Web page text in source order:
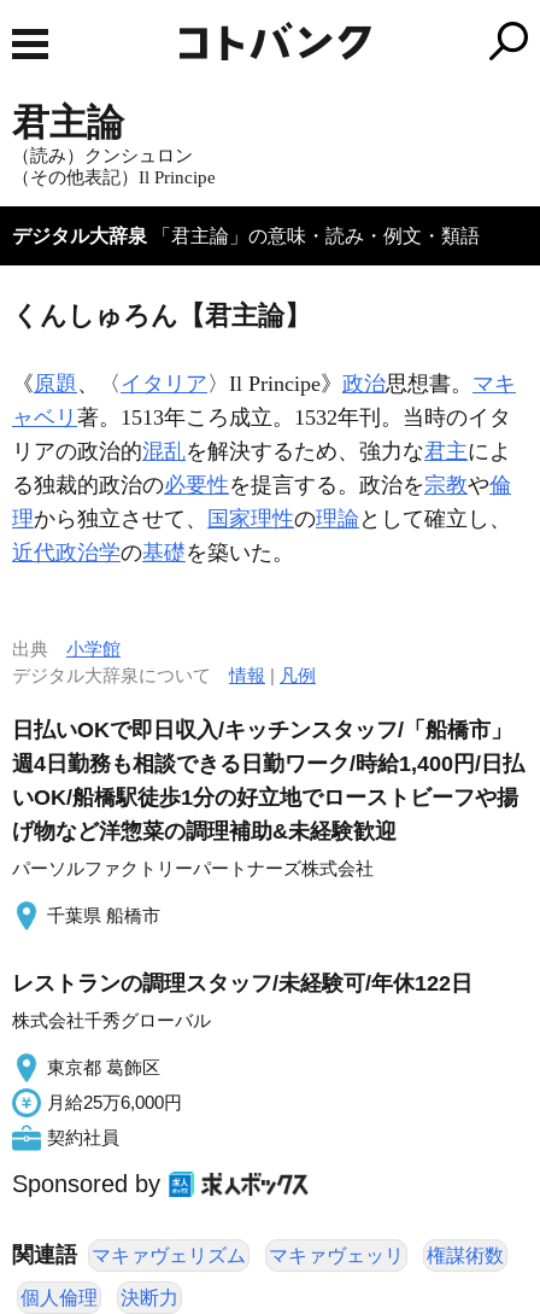
君主論
（読み）クンシュロン
（その他表記）Il Principe
デジタル大辞泉 「君主論」の意味・読み・例文・類語
くんしゅろん【君主論】
《原題 、〈 イタリア 〉 Il Principe》 政治思想書。 マキ
ャベリ 著。1513年ころ成立。1532年刊。当時のイタ
リアの政治的混乱を解決するため、強力な君主によ
る独裁的政治の必要性を提言する。政治を宗教や倫
理から独立させて、 国家理性の理論 として確立し、
近代政治学の基礎を築いた。
出典 小学館
デジタル大辞泉について情報 | 凡例
日払いOKで即日収入/キッチンスタッフ/「船橋市」
週4日勤務も相談できる日勤ワーク/時給1,400円/日払
いOK/船橋駅徒歩1分の好立地でローストビーフや揚
げ物など洋惣菜の調理補助&未経験歓迎
パーソルファクトリーパートナーズ株式会社
千葉県 船橋市
レストランの調理スタッフ/未経験可/年休122日
株式会社千秀グローバル
東京都 葛飾区
月給25万6,000円
契約社員
Sponsored by
関連語 マキァヴェリズム マキァヴェッリ 権謀術数
個人倫理 決断力